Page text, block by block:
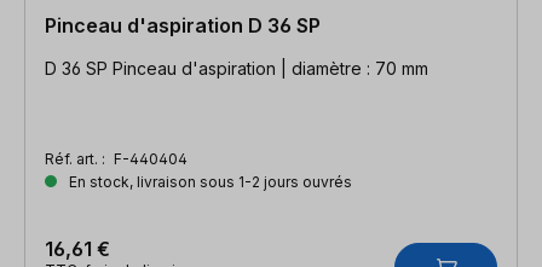
Pinceau d'aspiration D 36 SP
D 36 SP Pinceau d'aspiration | diamètre : 70 mm
Réf. art. : F-440404
En stock, livraison sous 1-2 jours ouvrés
16,61 €